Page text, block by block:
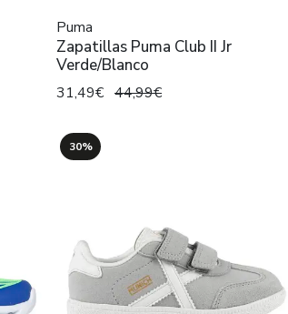
Puma
Zapatillas Puma Club II Jr
Verde/Blanco
31,49€ 44,99€
30%